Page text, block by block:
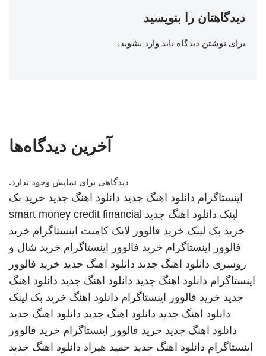
دیدگاهتان را بنویسید
برای نوشتن دیدگاه باید وارد بشوید.
آخرین دیدگاه‌ها
دیدگاهی برای نمایش وجود ندارد.
اینستاگرام دانلود اهنگ جدید دانلود اهنگ جدید خرید بک
لینک دانلود اهنگ جدید smart money credit financial
خرید بک لینک خرید فالوور لایک کامنت اینستاگرام خرید
فالوور اینستاگرام خرید فالوور اینستاگرام خرید شال و
روسری دانلود اهنگ جدید دانلود اهنگ جدید خرید فالوور
اینستاگرام دانلود اهنگ جدید دانلود اهنگ جدید دانلود اهنگ
جدید خرید فالوور اینستاگرام دانلود اهنگ خرید بک لینک
دانلود اهنگ جدید دانلود اهنگ جدید دانلود اهنگ جدید
دانلود اهنگ جدید خرید فالوور اینستاگرام خرید فالوور
اینستاگرام دانلود اهنگ جدید حمید هیراد دانلود اهنگ جدید